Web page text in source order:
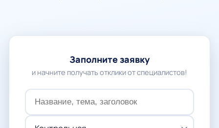
Заполните заявку
и начните получать отклики от специалистов!